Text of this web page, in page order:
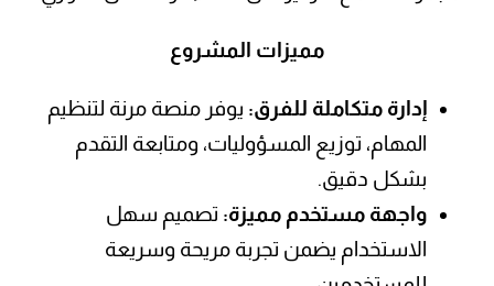
المهام، توزيع المسؤوليات، ومتابعة التقدم
بشكل دقيق.
واجهة مستخدم مميزة:
تصميم سهل
الاستخدام يضمن تجربة مريحة وسريعة
للمستخدمين.
تكامل البيانات:
يتيح إمكانية تصدير واستيراد
البيانات لتسهيل العمل مع الأنظمة الأخرى.